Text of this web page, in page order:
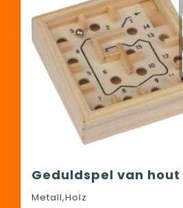
Geduldspel van hout
Metall,Holz